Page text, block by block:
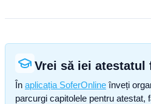
Vrei să iei atestatul
În aplicația SoferOnline înveți
parcurgi capitolele pentru atestat,